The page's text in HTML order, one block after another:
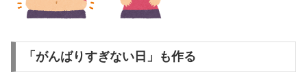
「がんばりすぎない日」も作る